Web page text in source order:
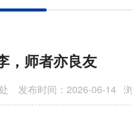
，师者亦良友
发布时间：2026-06-14 浏